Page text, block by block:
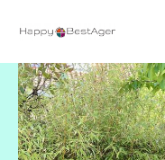
Inhalt
springen